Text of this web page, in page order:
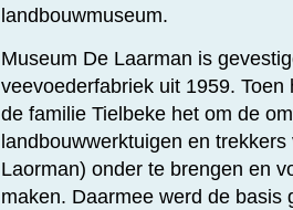
landbouwmuseum.
Museum De Laarman is
veevoederfabriek uit 1959.
de familie Tielbeke het om de
landbouwwerktuigen en
Laorman) onder te brengen en
maken. Daarmee werd de basis